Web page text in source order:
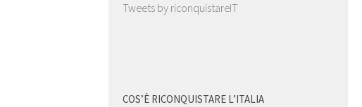
Tweets by riconquistareIT
COS’È RICONQUISTARE L’ITALIA